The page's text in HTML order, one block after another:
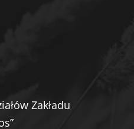
Zakładu